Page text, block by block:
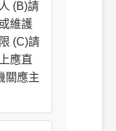
(B)請
維護
(C)請
應直
關應主